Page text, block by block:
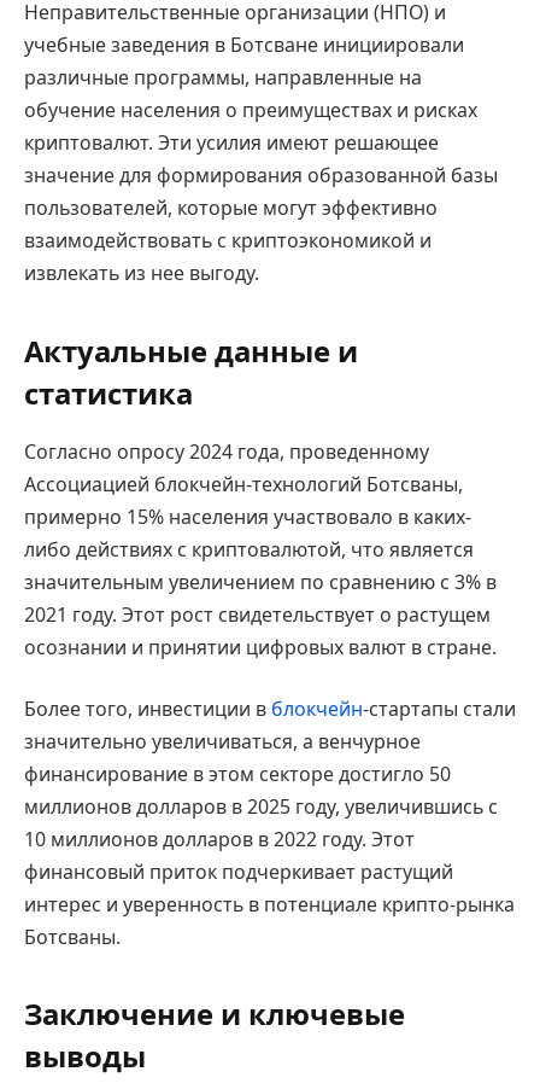
Неправительственные организации (НПО) и
учебные заведения в Ботсване инициировали
различные программы, направленные на
обучение населения о преимуществах и рисках
криптовалют. Эти усилия имеют решающее
значение для формирования образованной базы
пользователей, которые могут эффективно
взаимодействовать с криптоэкономикой и
извлекать из нее выгоду.
Актуальные данные и
статистика
Согласно опросу 2024 года, проведенному
Ассоциацией блокчейн-технологий Ботсваны,
примерно 15% населения участвовало в каких-
либо действиях с криптовалютой, что является
значительным увеличением по сравнению с 3% в
2021 году. Этот рост свидетельствует о растущем
осознании и принятии цифровых валют в стране.
Более того, инвестиции в блокчейн-стартапы стали
значительно увеличиваться, а венчурное
финансирование в этом секторе достигло 50
миллионов долларов в 2025 году, увеличившись с
10 миллионов долларов в 2022 году. Этот
финансовый приток подчеркивает растущий
интерес и уверенность в потенциале крипто-рынка
Ботсваны.
Заключение и ключевые
выводы